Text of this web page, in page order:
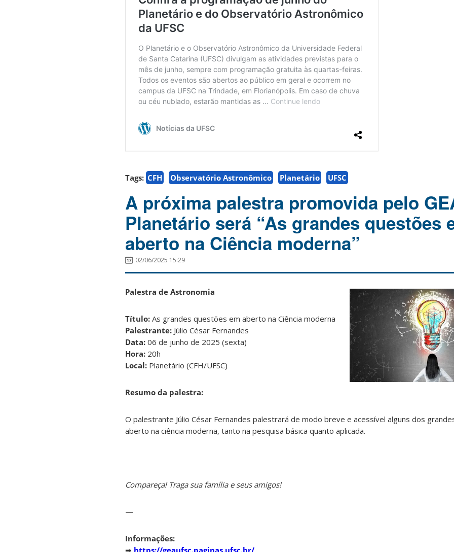
Tags: CFH Observatório Astronômico Planetário UFSC
A próxima palestra promovida pelo
Planetário será “As grandes questões
aberto na Ciência moderna”
02/06/2025 15:29
Palestra de Astronomia
Título: As grandes questões em aberto na Ciência moderna
Palestrante: Júlio César Fernandes
Data: 06 de junho de 2025 (sexta)
Hora: 20h
Local: Planetário (CFH/UFSC)
Resumo da palestra:
O palestrante Júlio César Fernandes palestrará de modo breve e acessível alguns dos
aberto na ciência moderna, tanto na pesquisa básica quanto aplicada.
Compareça! Traga sua família e seus amigos!
—
Informações: